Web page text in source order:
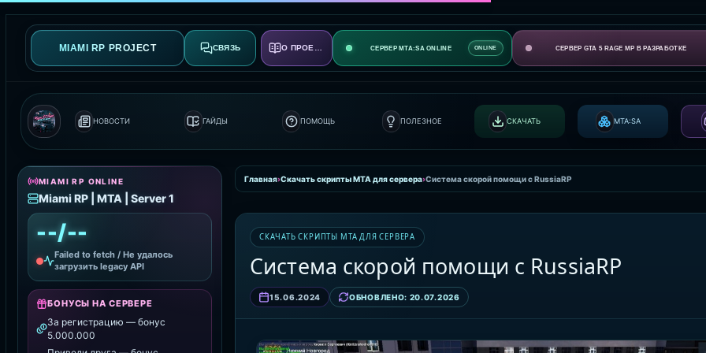
MIAMI RP PROJECT СВЯЗЬ СЕРВЕР MTA:SA ONLINE ONLINE СЕРВЕР GTA 5 RAGE MP В РАЗРАБОТКЕ
НОВОСТИ ГАЙДЫ ПОМОЩЬ ПОЛЕЗНОЕ СКАЧАТЬ MTA:SA
MIAMI RP ONLINE
Miami RP | MTA | Server 1
--/--
Failed to fetch / Не удалось
загрузить legacy API
БОНУСЫ НА СЕРВЕРЕ
За регистрацию — бонус
5.000.000
Главная›Скачать скрипты MTA для сервера›Система скорой помощи с RussiaRP
СКАЧАТЬ СКРИПТЫ MTA ДЛЯ СЕРВЕРА
Система скорой помощи с RussiaRP
15.06.2024 ОБНОВЛЕНО: 20.07.2026